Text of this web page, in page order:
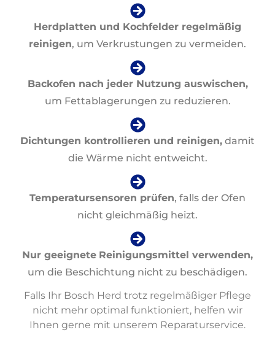
Herdplatten und Kochfelder regelmäßig
reinigen, um Verkrustungen zu vermeiden.
Backofen nach jeder Nutzung auswischen,
um Fettablagerungen zu reduzieren.
Dichtungen kontrollieren und reinigen, damit
die Wärme nicht entweicht.
Temperatursensoren prüfen, falls der Ofen
nicht gleichmäßig heizt.
Nur geeignete Reinigungsmittel verwenden,
um die Beschichtung nicht zu beschädigen.
Falls Ihr Bosch Herd trotz regelmäßiger Pflege
nicht mehr optimal funktioniert, helfen wir
Ihnen gerne mit unserem Reparaturservice.